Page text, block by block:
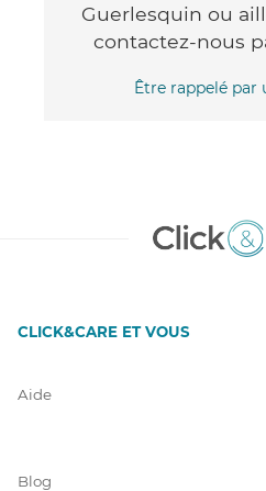
Guerlesquin ou
contactez-nous
Être rappelé par
CLICK&CARE ET VOUS
Aide
Blog